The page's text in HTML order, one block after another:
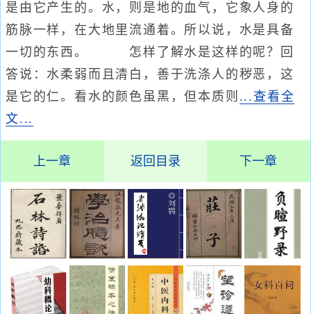
是由它产生的。水，则是地的血气，它象人身的
筋脉一样，在大地里流通着。所以说，水是具备
一切的东西。 怎样了解水是这样的呢？回
答说：水柔弱而且清白，善于洗涤人的秽恶，这
是它的仁。看水的颜色虽黑，但本质则 ...查看全
文...
上一章 返回目录 下一章